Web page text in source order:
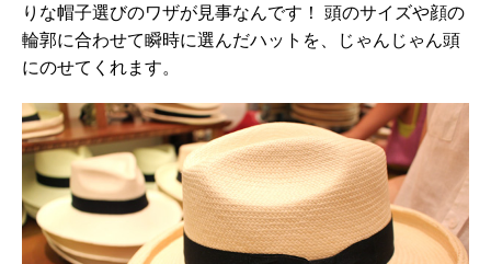
りな帽子選びのワザが見事なんです！ 頭のサイズや顔の
輪郭に合わせて瞬時に選んだハットを、じゃんじゃん頭
にのせてくれます。